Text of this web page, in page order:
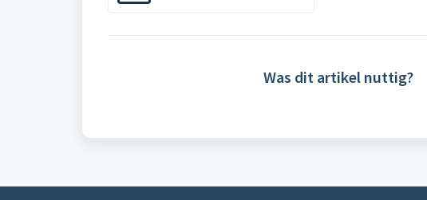
Was dit artikel nuttig?